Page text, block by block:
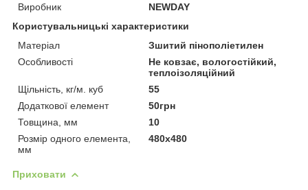
Виробник
NEWDAY
Користувальницькі характеристики
Матеріал
Зшитий пінополіетилен
Особливості
Не ковзає, вологостійкий,
теплоізоляційний
Щільність, кг/м. куб
55
Додаткової елемент
50грн
Товщина, мм
10
Розмір одного елемента,
мм
480х480
Приховати